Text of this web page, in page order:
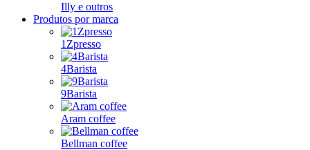
Illy e outros
Produtos por marca
1Zpresso
4Barista
9Barista
Aram coffee
Bellman coffee